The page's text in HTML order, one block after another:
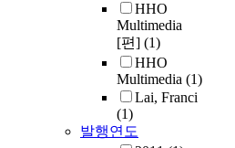
HHO
Multimedia
[편] (1)
HHO
Multimedia (1)
Lai, Franci
(1)
발행연도